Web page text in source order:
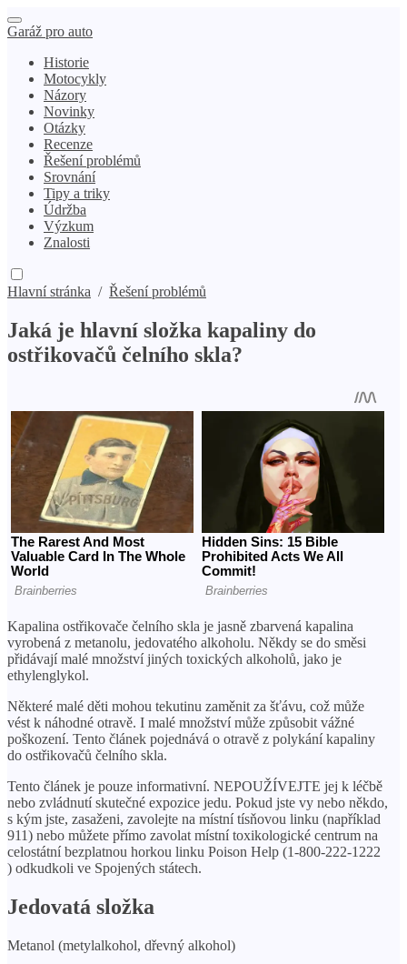
Garáž pro auto
Historie
Motocykly
Názory
Novinky
Otázky
Recenze
Řešení problémů
Srovnání
Tipy a triky
Údržba
Výzkum
Znalosti
Hlavní stránka / Řešení problémů
Jaká je hlavní složka kapaliny do
ostřikovačů čelního skla?
Kapalina ostřikovače čelního skla je jasně zbarvená kapalina
vyrobená z metanolu, jedovatého alkoholu. Někdy se do směsi
přidávají malé množství jiných toxických alkoholů, jako je
ethylenglykol.
Některé malé děti mohou tekutinu zaměnit za šťávu, což může
vést k náhodné otravě. I malé množství může způsobit vážné
poškození. Tento článek pojednává o otravě z polykání kapaliny
do ostřikovačů čelního skla.
Tento článek je pouze informativní. NEPOUŽÍVEJTE jej k léčbě
nebo zvládnutí skutečné expozice jedu. Pokud jste vy nebo někdo,
s kým jste, zasaženi, zavolejte na místní tísňovou linku (například
911) nebo můžete přímo zavolat místní toxikologické centrum na
celostátní bezplatnou horkou linku Poison Help (1-800-222-1222
) odkudkoli ve Spojených státech.
Jedovatá složka
Metanol (metylalkohol, dřevný alkohol)